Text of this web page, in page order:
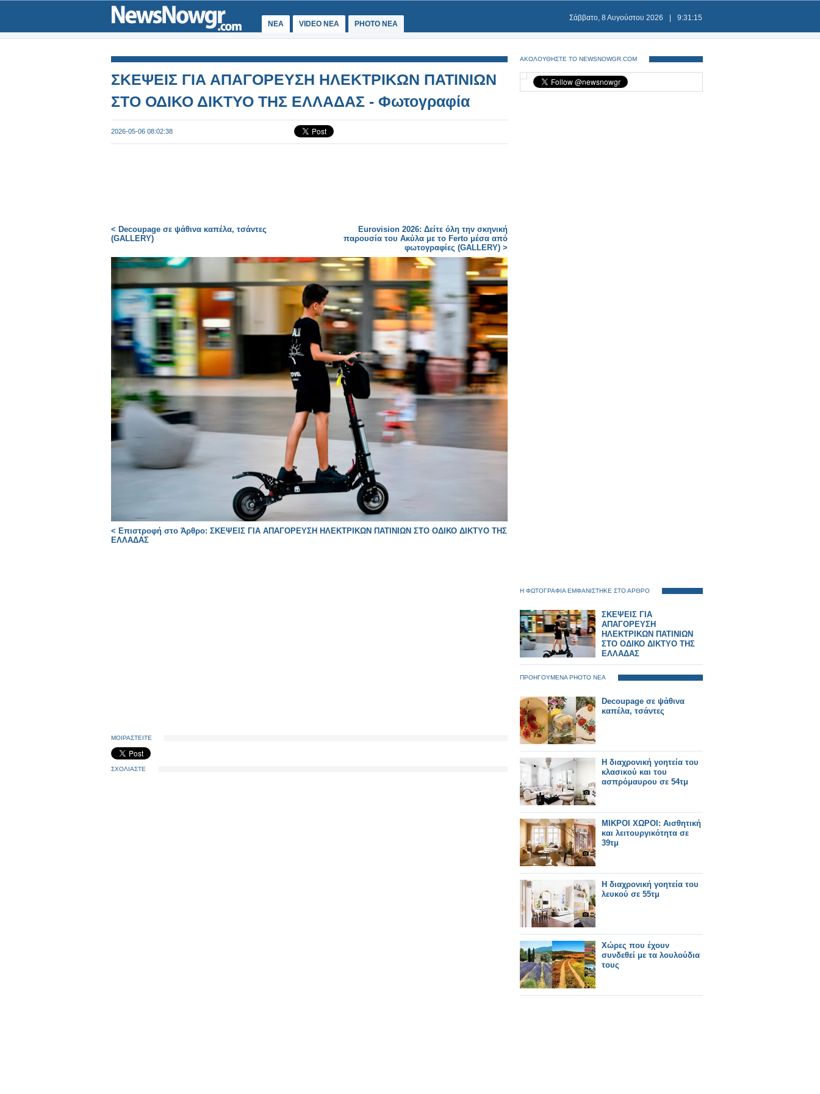
ΝΕΑ VIDEO NEA PHOTO NEA
Σάββατο, 8 Αυγούστου 2026 9:31:15
ΣΚΕΨΕΙΣ ΓΙΑ ΑΠΑΓΟΡΕΥΣΗ ΗΛΕΚΤΡΙΚΩΝ ΠΑΤΙΝΙΩΝ
ΣΤΟ ΟΔΙΚΟ ΔΙΚΤΥΟ ΤΗΣ ΕΛΛΑΔΑΣ - Φωτογραφία
2026-05-06 08:02:38
< Decoupage σε ψάθινα καπέλα, τσάντες
(GALLERY)
Eurovision 2026: Δείτε όλη την σκηνική
παρουσία του Ακύλα με το Ferto μέσα από
φωτογραφίες (GALLERY) >
< Επιστροφή στο Άρθρο: ΣΚΕΨΕΙΣ ΓΙΑ ΑΠΑΓΟΡΕΥΣΗ ΗΛΕΚΤΡΙΚΩΝ ΠΑΤΙΝΙΩΝ ΣΤΟ ΟΔΙΚΟ ΔΙΚΤΥΟ ΤΗΣ
ΕΛΛΑΔΑΣ
ΜΟΙΡΑΣΤΕΙΤΕ
ΣΧΟΛΙΑΣΤΕ
ΑΚΟΛΟΥΘΗΣΤΕ ΤΟ NEWSNOWGR.COM
Η ΦΩΤΟΓΡΑΦΙΑ ΕΜΦΑΝΙΣΤΗΚΕ ΣΤΟ ΑΡΘΡΟ
ΣΚΕΨΕΙΣ ΓΙΑ
ΑΠΑΓΟΡΕΥΣΗ
ΗΛΕΚΤΡΙΚΩΝ ΠΑΤΙΝΙΩΝ
ΣΤΟ ΟΔΙΚΟ ΔΙΚΤΥΟ ΤΗΣ
ΕΛΛΑΔΑΣ
ΠΡΟΗΓΟΥΜΕΝΑ PHOTO ΝΕΑ
Decoupage σε ψάθινα
καπέλα, τσάντες
Η διαχρονική γοητεία του
κλασικού και του
ασπρόμαυρου σε 54τμ
ΜΙΚΡΟΙ ΧΩΡΟΙ: Αισθητική
και λειτουργικότητα σε
39τμ
Η διαχρονική γοητεία του
λευκού σε 55τμ
Χώρες που έχουν
συνδεθεί με τα λουλούδια
τους